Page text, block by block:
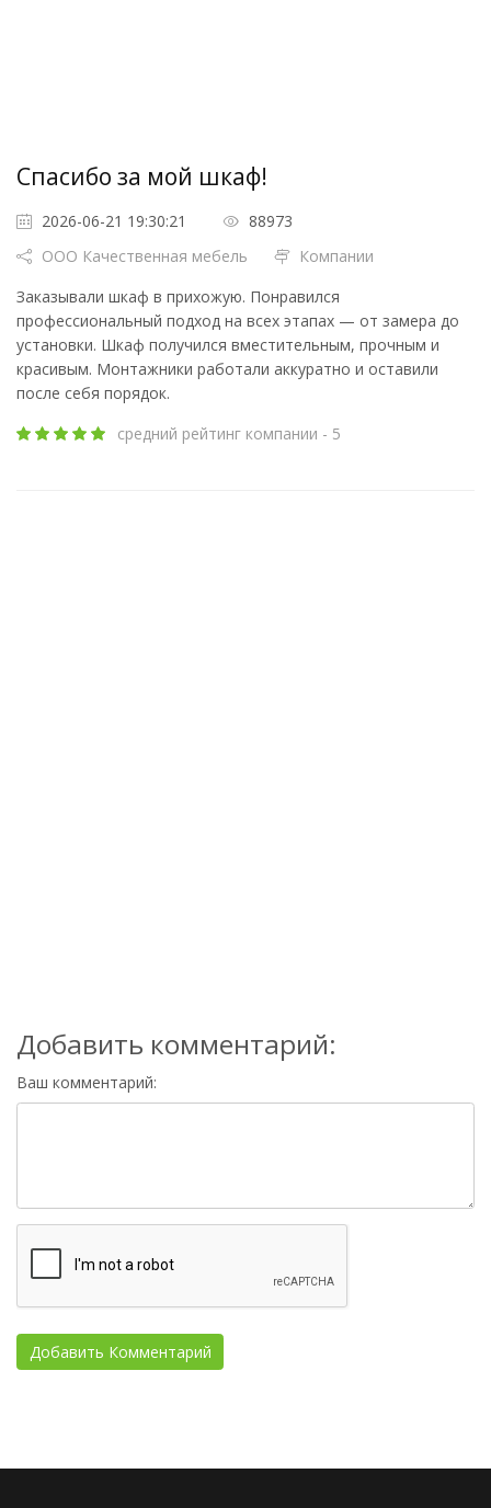
Спасибо за мой шкаф!
2026-06-21 19:30:21
88973
ООО Качественная мебель
Компании
Заказывали шкаф в прихожую. Понравился
профессиональный подход на всех этапах — от замера до
установки. Шкаф получился вместительным, прочным и
красивым. Монтажники работали аккуратно и оставили
после себя порядок.
средний рейтинг компании - 5
Добавить комментарий:
Ваш комментарий: